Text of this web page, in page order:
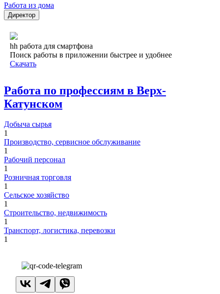
Работа из дома
Директор
hh работа для смартфона
Поиск работы в приложении быстрее и удобнее
Скачать
Работа по профессиям в Верх-
Катунском
Добыча сырья
1
Производство, сервисное обслуживание
1
Рабочий персонал
1
Розничная торговля
1
Сельское хозяйство
1
Строительство, недвижимость
1
Транспорт, логистика, перевозки
1